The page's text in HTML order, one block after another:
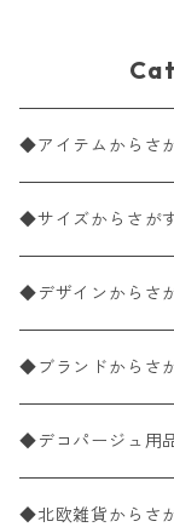
◆アイテムからさ
ペーパーナプキン2
ペーパーナプキン1
ペーパーナプキン
ペーパーナプキン
ライスペーパー
◆サイズからさが
33×33cm（ランチ
バラ売り
パック売り
25×25cm（カクテ
バラ売り
パック売り
40×40cm（ディ
バラ売り
21×21cm（ポケッ
◆デザインからさ
花柄
植物・グリーン柄
動物・鳥・昆虫・
◆ブランドからさ
ドイツ製 IHR/イア
ランチサイズ
ドイツ製
◆デコパージュ用
デコパージュ液
◆北欧雑貨からさ